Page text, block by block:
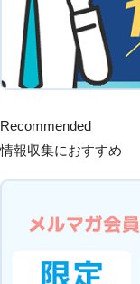
Recommended
情報収集におすすめ